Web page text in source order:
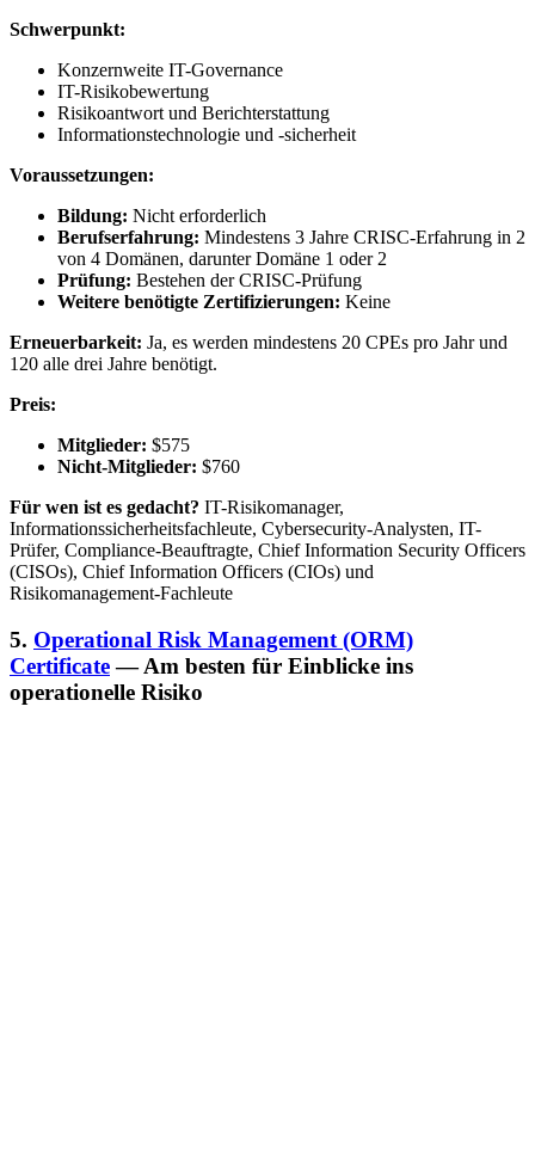
Schwerpunkt:
Konzernweite IT-Governance
IT-Risikobewertung
Risikoantwort und Berichterstattung
Informationstechnologie und -sicherheit
Voraussetzungen:
Bildung: Nicht erforderlich
Berufserfahrung: Mindestens 3 Jahre CRISC-Erfahrung in 2
von 4 Domänen, darunter Domäne 1 oder 2
Prüfung: Bestehen der CRISC-Prüfung
Weitere benötigte Zertifizierungen: Keine
Erneuerbarkeit: Ja, es werden mindestens 20 CPEs pro Jahr und
120 alle drei Jahre benötigt.
Preis:
Mitglieder: $575
Nicht-Mitglieder: $760
Für wen ist es gedacht? IT-Risikomanager,
Informationssicherheitsfachleute, Cybersecurity-Analysten, IT-
Prüfer, Compliance-Beauftragte, Chief Information Security Officers
(CISOs), Chief Information Officers (CIOs) und
Risikomanagement-Fachleute
5. Operational Risk Management (ORM)
Certificate— Am besten für Einblicke ins
operationelle Risiko